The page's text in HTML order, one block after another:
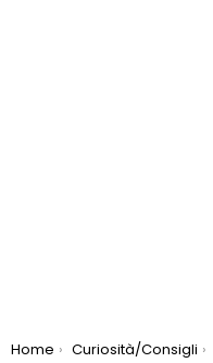
You are here:
Home Curiosità/Consigli